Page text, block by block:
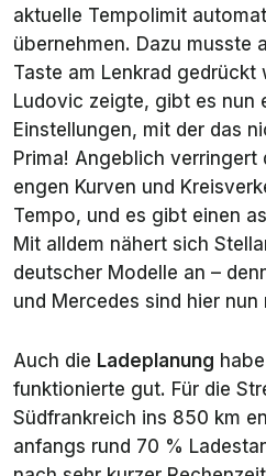
aktuelle Tempolimit
übernehmen. Dazu musste
Taste am Lenkrad gedrückt
Ludovic zeigte, gibt es nun
Einstellungen, mit der das
Prima! Angeblich verringert
engen Kurven und
Tempo, und es gibt einen
Mit alldem nähert sich
deutscher Modelle an –
und Mercedes sind hier nun
Auch die Ladeplanung
funktionierte gut. Für die
Südfrankreich ins 850 km
anfangs rund 70 %